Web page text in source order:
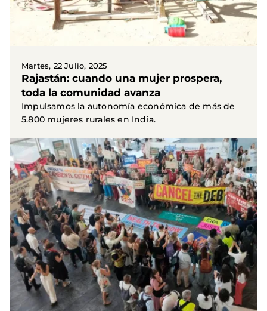
Martes, 22 Julio, 2025
Rajastán: cuando una mujer prospera,
toda la comunidad avanza
Impulsamos la autonomía económica de más de
5.800 mujeres rurales en India.